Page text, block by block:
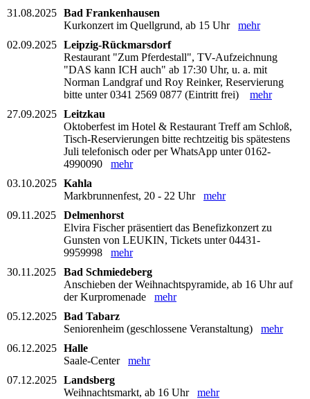
31.08.2025 Bad Frankenhausen
Kurkonzert im Quellgrund, ab 15 Uhr mehr
02.09.2025 Leipzig-Rückmarsdorf
Restaurant "Zum Pferdestall", TV-Aufzeichnung
"DAS kann ICH auch" ab 17:30 Uhr, u. a. mit
Norman Landgraf und Roy Reinker, Reservierung
bitte unter 0341 2569 0877 (Eintritt frei) mehr
27.09.2025 Leitzkau
Oktoberfest im Hotel & Restaurant Treff am Schloß,
Tisch-Reservierungen bitte rechtzeitig bis spätestens
Juli telefonisch oder per WhatsApp unter 0162-
4990090 mehr
03.10.2025 Kahla
Markbrunnenfest, 20 - 22 Uhr mehr
09.11.2025
Delmenhorst
Elvira Fischer präsentiert das Benefizkonzert zu
Gunsten von LEUKIN, Tickets unter 04431-
9959998 mehr
30.11.2025
Bad Schmiedeberg
Anschieben der Weihnachtspyramide, ab 16 Uhr auf
der Kurpromenade mehr
05.12.2025 Bad Tabarz
Seniorenheim (geschlossene Veranstaltung) mehr
06.12.2025 Halle
Saale-Center mehr
07.12.2025 Landsberg
Weihnachtsmarkt, ab 16 Uhr mehr